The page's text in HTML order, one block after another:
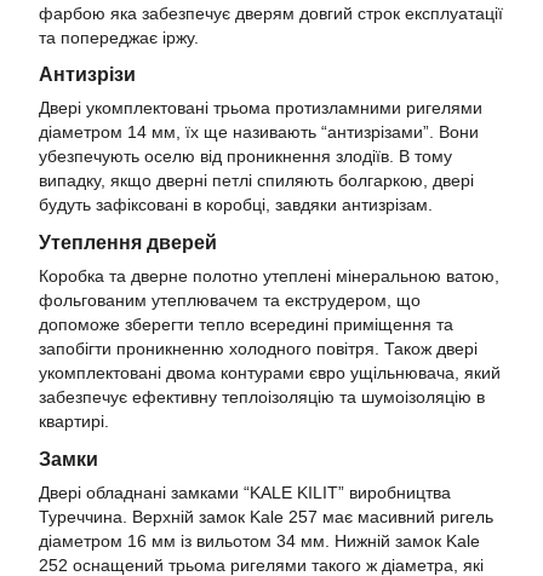
фарбою яка забезпечує дверям довгий строк експлуатації
та попереджає іржу.
Антизрізи
Двері укомплектовані трьома протизламними ригелями
діаметром 14 мм, їх ще називають “антизрізами”. Вони
убезпечують оселю від проникнення злодіїв. В тому
випадку, якщо дверні петлі спиляють болгаркою, двері
будуть зафіксовані в коробці, завдяки антизрізам.
Утеплення дверей
Коробка та дверне полотно утеплені мінеральною ватою,
фольгованим утеплювачем та екструдером, що
допоможе зберегти тепло всередині приміщення та
запобігти проникненню холодного повітря. Також двері
укомплектовані двома контурами євро ущільнювача, який
забезпечує ефективну теплоізоляцію та шумоізоляцію в
квартирі.
Замки
Двері обладнані замками “KALE KILIT” виробництва
Туреччина. Верхній замок Kale 257 має масивний ригель
діаметром 16 мм із вильотом 34 мм. Нижній замок Kale
252 оснащений трьома ригелями такого ж діаметра, які